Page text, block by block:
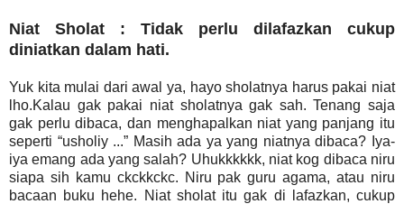
Niat Sholat : Tidak perlu dilafazkan cukup
diniatkan dalam hati.
Yuk kita mulai dari awal ya, hayo sholatnya harus pakai niat
lho.Kalau gak pakai niat sholatnya gak sah. Tenang saja
gak perlu dibaca, dan menghapalkan niat yang panjang itu
seperti “usholiy ...” Masih ada ya yang niatnya dibaca? Iya-
iya emang ada yang salah? Uhukkkkkk, niat kog dibaca niru
siapa sih kamu ckckkckc. Niru pak guru agama, atau niru
bacaan buku hehe. Niat sholat itu gak di lafazkan, cukup